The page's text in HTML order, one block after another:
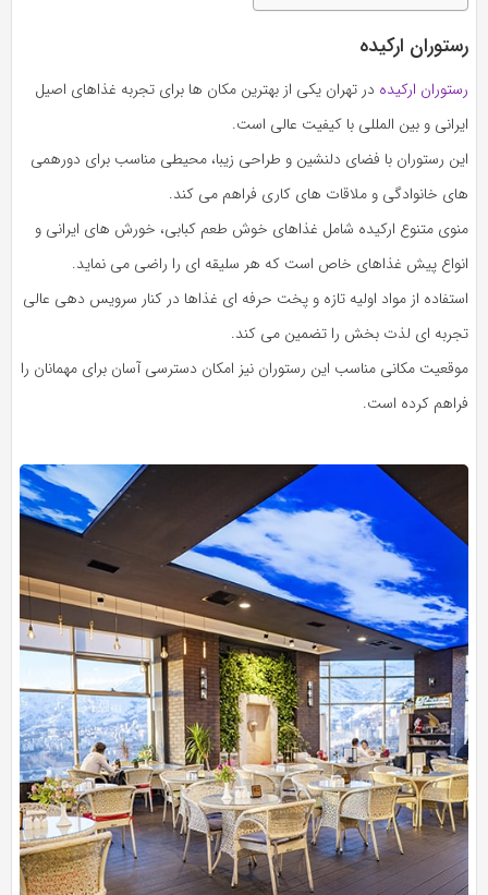
رستوران ارکیده
رستوران ارکیده در تهران یکی از بهترین مکان‌ ها برای تجربه غذاهای اصیل
ایرانی و بین‌ المللی با کیفیت عالی است.
این رستوران با فضای دلنشین و طراحی زیبا، محیطی مناسب برای دورهمی‌
های خانوادگی و ملاقات‌ های کاری فراهم می‌ کند.
منوی متنوع ارکیده شامل غذاهای خوش‌ طعم کبابی، خورش‌ های ایرانی و
انواع پیش‌ غذاهای خاص است که هر سلیقه‌ ای را راضی می‌ نماید.
استفاده از مواد اولیه تازه و پخت حرفه‌ ای غذاها در کنار سرویس‌ دهی عالی
تجربه‌ ای لذت‌ بخش را تضمین می‌ کند.
موقعیت مکانی مناسب این رستوران نیز امکان دسترسی آسان برای مهمانان را
فراهم کرده است.